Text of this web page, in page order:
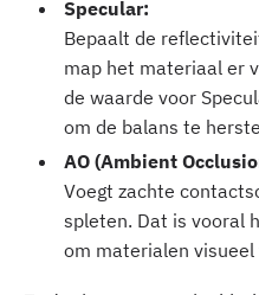
Specular:
Bepaalt de
map het materiaal er
de waarde voor
om de balans te
AO (Ambient
Voegt zachte
spleten. Dat is vooral
om materialen